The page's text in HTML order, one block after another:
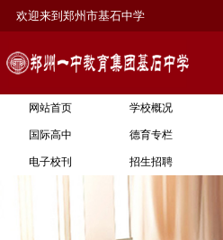
欢迎来到郑州市基石中学
网站首页 学校概况
国际高中 德育专栏
电子校刊 招生招聘